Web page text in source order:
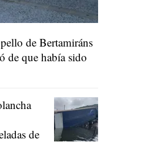
de Bertamiráns
de que había sido
de